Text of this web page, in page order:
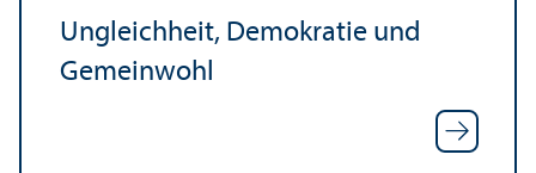
Ungleich­heit, Demokratie und
Gemeinwohl